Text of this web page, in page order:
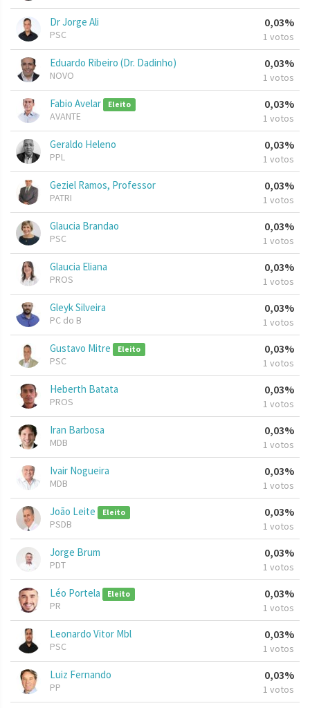
Dr Jorge Ali
PSC
0,03%
1 votos
Eduardo Ribeiro (Dr. Dadinho)
NOVO
0,03%
1 votos
Fabio Avelar Eleito
AVANTE
0,03%
1 votos
Geraldo Heleno
PPL
0,03%
1 votos
Geziel Ramos, Professor
PATRI
0,03%
1 votos
Glaucia Brandao
PSC
0,03%
1 votos
Glaucia Eliana
PROS
0,03%
1 votos
Gleyk Silveira
PC do B
0,03%
1 votos
Gustavo Mitre Eleito
PSC
0,03%
1 votos
Heberth Batata
PROS
0,03%
1 votos
Iran Barbosa
MDB
0,03%
1 votos
Ivair Nogueira
MDB
0,03%
1 votos
João Leite Eleito
PSDB
0,03%
1 votos
Jorge Brum
PDT
0,03%
1 votos
Léo Portela Eleito
PR
0,03%
1 votos
Leonardo Vitor Mbl
PSC
0,03%
1 votos
Luiz Fernando
PP
0,03%
1 votos